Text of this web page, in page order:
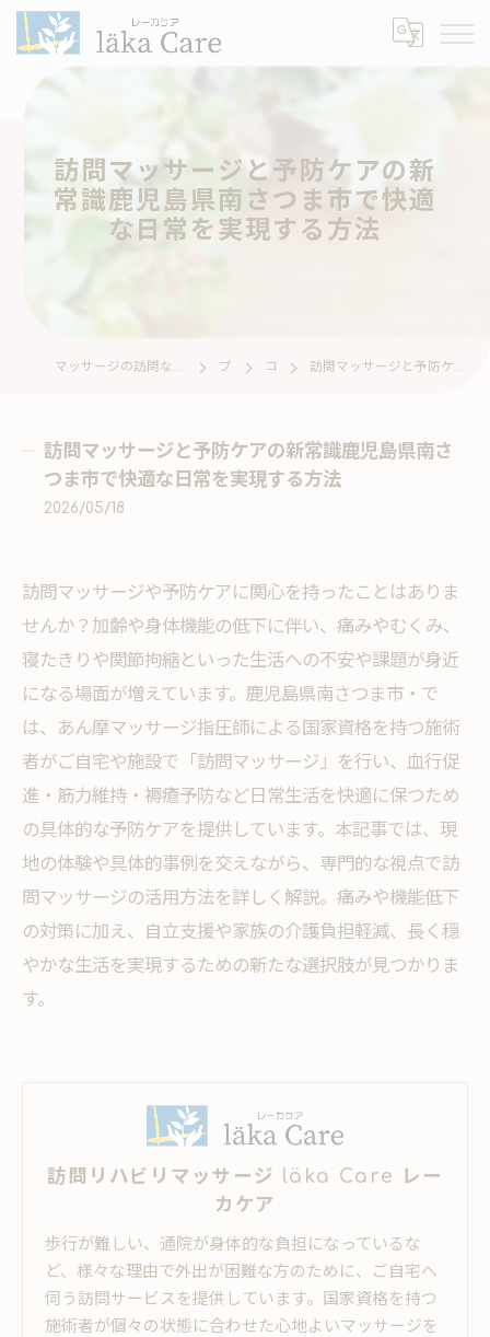
訪問マッサージと予防ケアの新
常識鹿児島県南さつま市で快適
な日常を実現する方法
マッサージの訪問なら訪問リハビリマッサージ läka Care レーカケア ブログ コラム 訪問マッサージと予防ケアの新常識鹿児島県南さつま市で快適な日常を実現する方法
訪問マッサージと予防ケアの新常識鹿児島県南さ
つま市で快適な日常を実現する方法
2026/05/18
訪問マッサージや予防ケアに関心を持ったことはありま
せんか？加齢や身体機能の低下に伴い、痛みやむくみ、
寝たきりや関節拘縮といった生活への不安や課題が身近
になる場面が増えています。鹿児島県南さつま市・で
は、あん摩マッサージ指圧師による国家資格を持つ施術
者がご自宅や施設で「訪問マッサージ」を行い、血行促
進・筋力維持・褥瘡予防など日常生活を快適に保つため
の具体的な予防ケアを提供しています。本記事では、現
地の体験や具体的事例を交えながら、専門的な視点で訪
問マッサージの活用方法を詳しく解説。痛みや機能低下
の対策に加え、自立支援や家族の介護負担軽減、長く穏
やかな生活を実現するための新たな選択肢が見つかりま
す。
訪問リハビリマッサージ läka Care レー
カケア
歩行が難しい、通院が身体的な負担になっているな
ど、様々な理由で外出が困難な方のために、ご自宅へ
伺う訪問サービスを提供しています。国家資格を持つ
施術者が個々の状態に合わせた心地よいマッサージを